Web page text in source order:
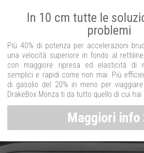
In 10 cm tutte le
problemi
Più 40% di potenza per accelerazioni
una velocità superiore in fondo al
con maggiore ripresa ed elasticità di
semplici e rapidi come non mai. Più
di gasolio del 20% in meno per
DrakeBox Monza ti da tutto quello di cui hai
Maggiori info